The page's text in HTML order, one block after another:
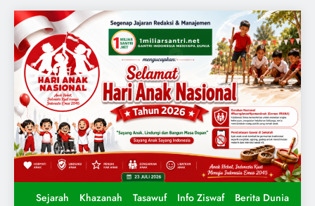
Sejarah Khazanah Tasawuf Info Ziswaf
Berita Dunia